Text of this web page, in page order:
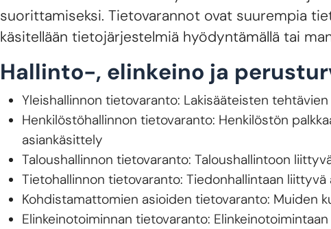
suorittamiseksi. Tietovarannot ovat suurempia
käsitellään tietojärjestelmiä hyödyntämällä tai
Hallinto-, elinkeino ja
Yleishallinnon tietovaranto: Lakisääteisten
Henkilöstöhallinnon tietovaranto: Henkilöstön
asiankäsittely
Taloushallinnon tietovaranto: Taloushallintoon
Tietohallinnon tietovaranto: Tiedonhallintaan liittyvä
Kohdistamattomien asioiden tietovaranto: Muiden
Elinkeinotoiminnan tietovaranto: